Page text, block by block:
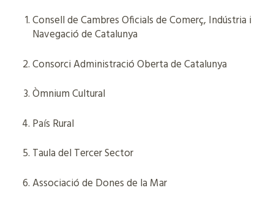
Consell de Cambres Oficials de Comerç, Indústria i
Navegació de Catalunya
Consorci Administració Oberta de Catalunya
Òmnium Cultural
País Rural
Taula del Tercer Sector
Associació de Dones de la Mar